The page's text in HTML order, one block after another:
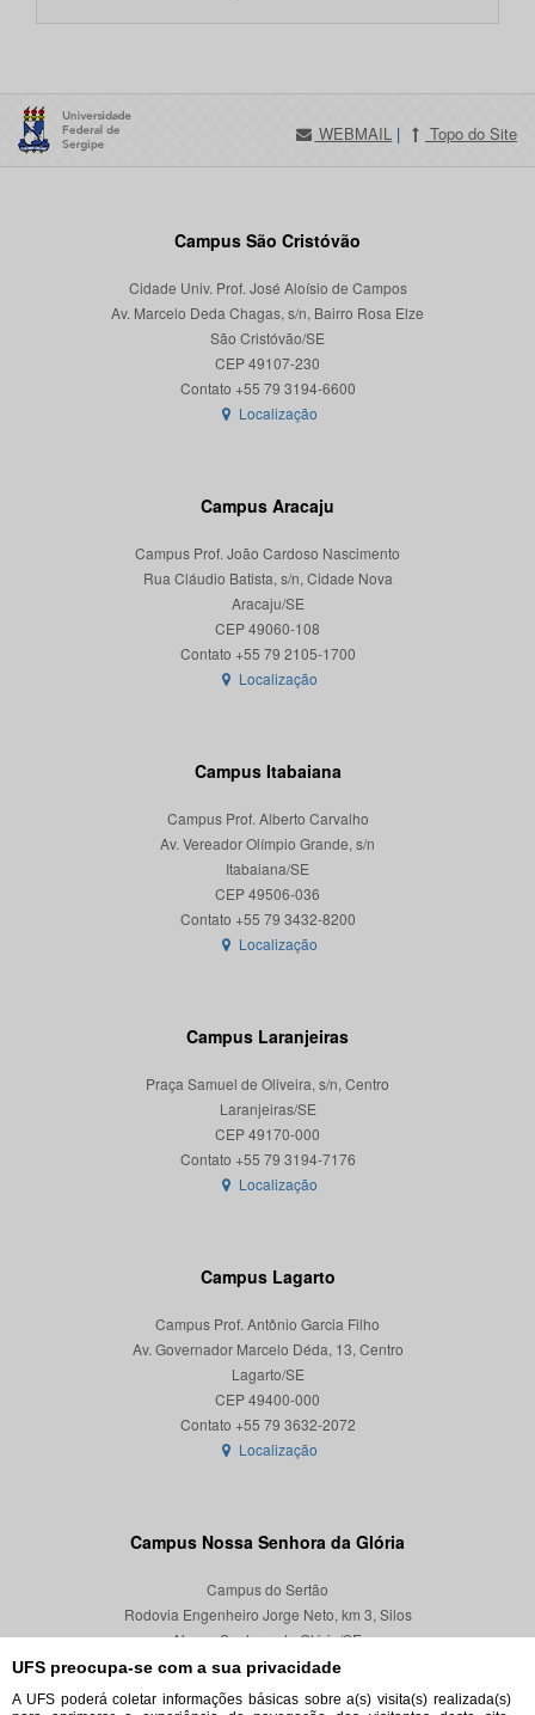
UFS preocupa-se com a sua privacidade
A UFS poderá coletar informações básicas sobre a(s) visita(s) realizada(s)
WEBMAIL | Topo do Site
Campus São Cristóvão
Cidade Univ. Prof. José Aloísio de Campos
Av. Marcelo Deda Chagas, s/n, Bairro Rosa Elze
São Cristóvão/SE
CEP 49107-230
Localização
Campus Aracaju
Campus Prof. João Cardoso Nascimento
Rua Cláudio Batista, s/n, Cidade Nova
Aracaju/SE
CEP 49060-108
Localização
Campus Itabaiana
Campus Prof. Alberto Carvalho
Av. Vereador Olímpio Grande, s/n
Itabaiana/SE
CEP 49506-036
Localização
Campus Laranjeiras
Praça Samuel de Oliveira, s/n, Centro
Laranjeiras/SE
CEP 49170-000
Localização
Campus Lagarto
Campus Prof. Antônio Garcia Filho
Av. Governador Marcelo Déda, 13, Centro
Lagarto/SE
CEP 49400-000
Localização
Campus Nossa Senhora da Glória
Campus do Sertão
Rodovia Engenheiro Jorge Neto, km 3, Silos
Nossa Senhora da Glória/SE
CEP 49680-000